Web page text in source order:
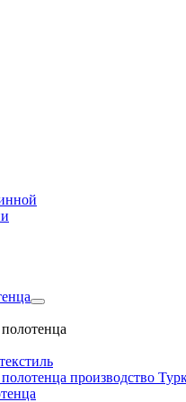
производство